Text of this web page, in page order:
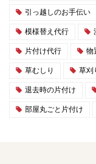
引っ越しのお手伝い
模様替え代行
片付け代行 物
草むしり 草刈
退去時の片付け
部屋丸ごと片付け